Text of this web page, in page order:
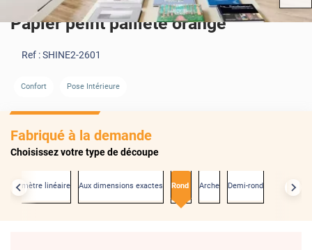
Papier peint pailleté orange
Ref :SHINE2-2601
Confort Pose Intérieure
Fabriqué à la demande
Choisissez votre type de découpe
Au mètre linéaire Aux dimensions exactes Rond Arche Demi-rond